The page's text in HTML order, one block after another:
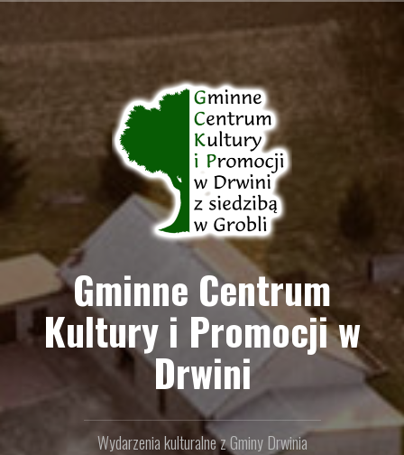
treści
Gminne Centrum
Kultury i Promocji w
Drwini
Wydarzenia kulturalne z Gminy Drwinia